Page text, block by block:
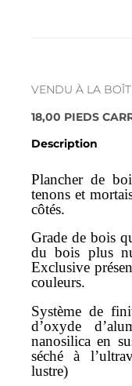
VENDU À LA
18,00 PIEDS
Description
Plancher de
tenons et
côtés.
Grade de bois
du bois plus
Exclusive
couleurs.
Système de
d’oxyde
nanosilica en
séché à
lustre)